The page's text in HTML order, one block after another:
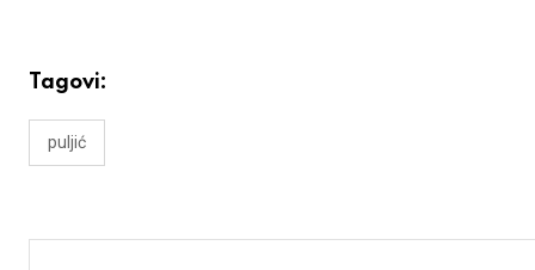
Tagovi:
puljić